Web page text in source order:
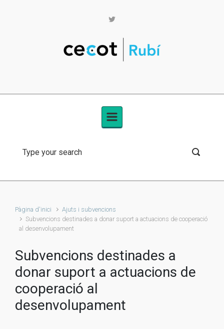
Pàgina d'inici
Ajuts i subvencions
Subvencions destinades a donar suport a actuacions de cooperació
al desenvolupament
Subvencions destinades a
donar suport a actuacions de
cooperació al
desenvolupament